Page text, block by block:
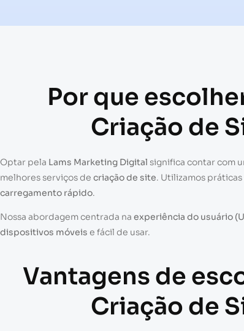
Por que
Criação de
Optar pela Lams Marketing Digital significa contar com
melhores serviços de criação de site. Utilizamos
carregamento rápido.
Nossa abordagem centrada na experiência do usuário
dispositivos móveis e fácil de usar.
Vantagens de
Criação de